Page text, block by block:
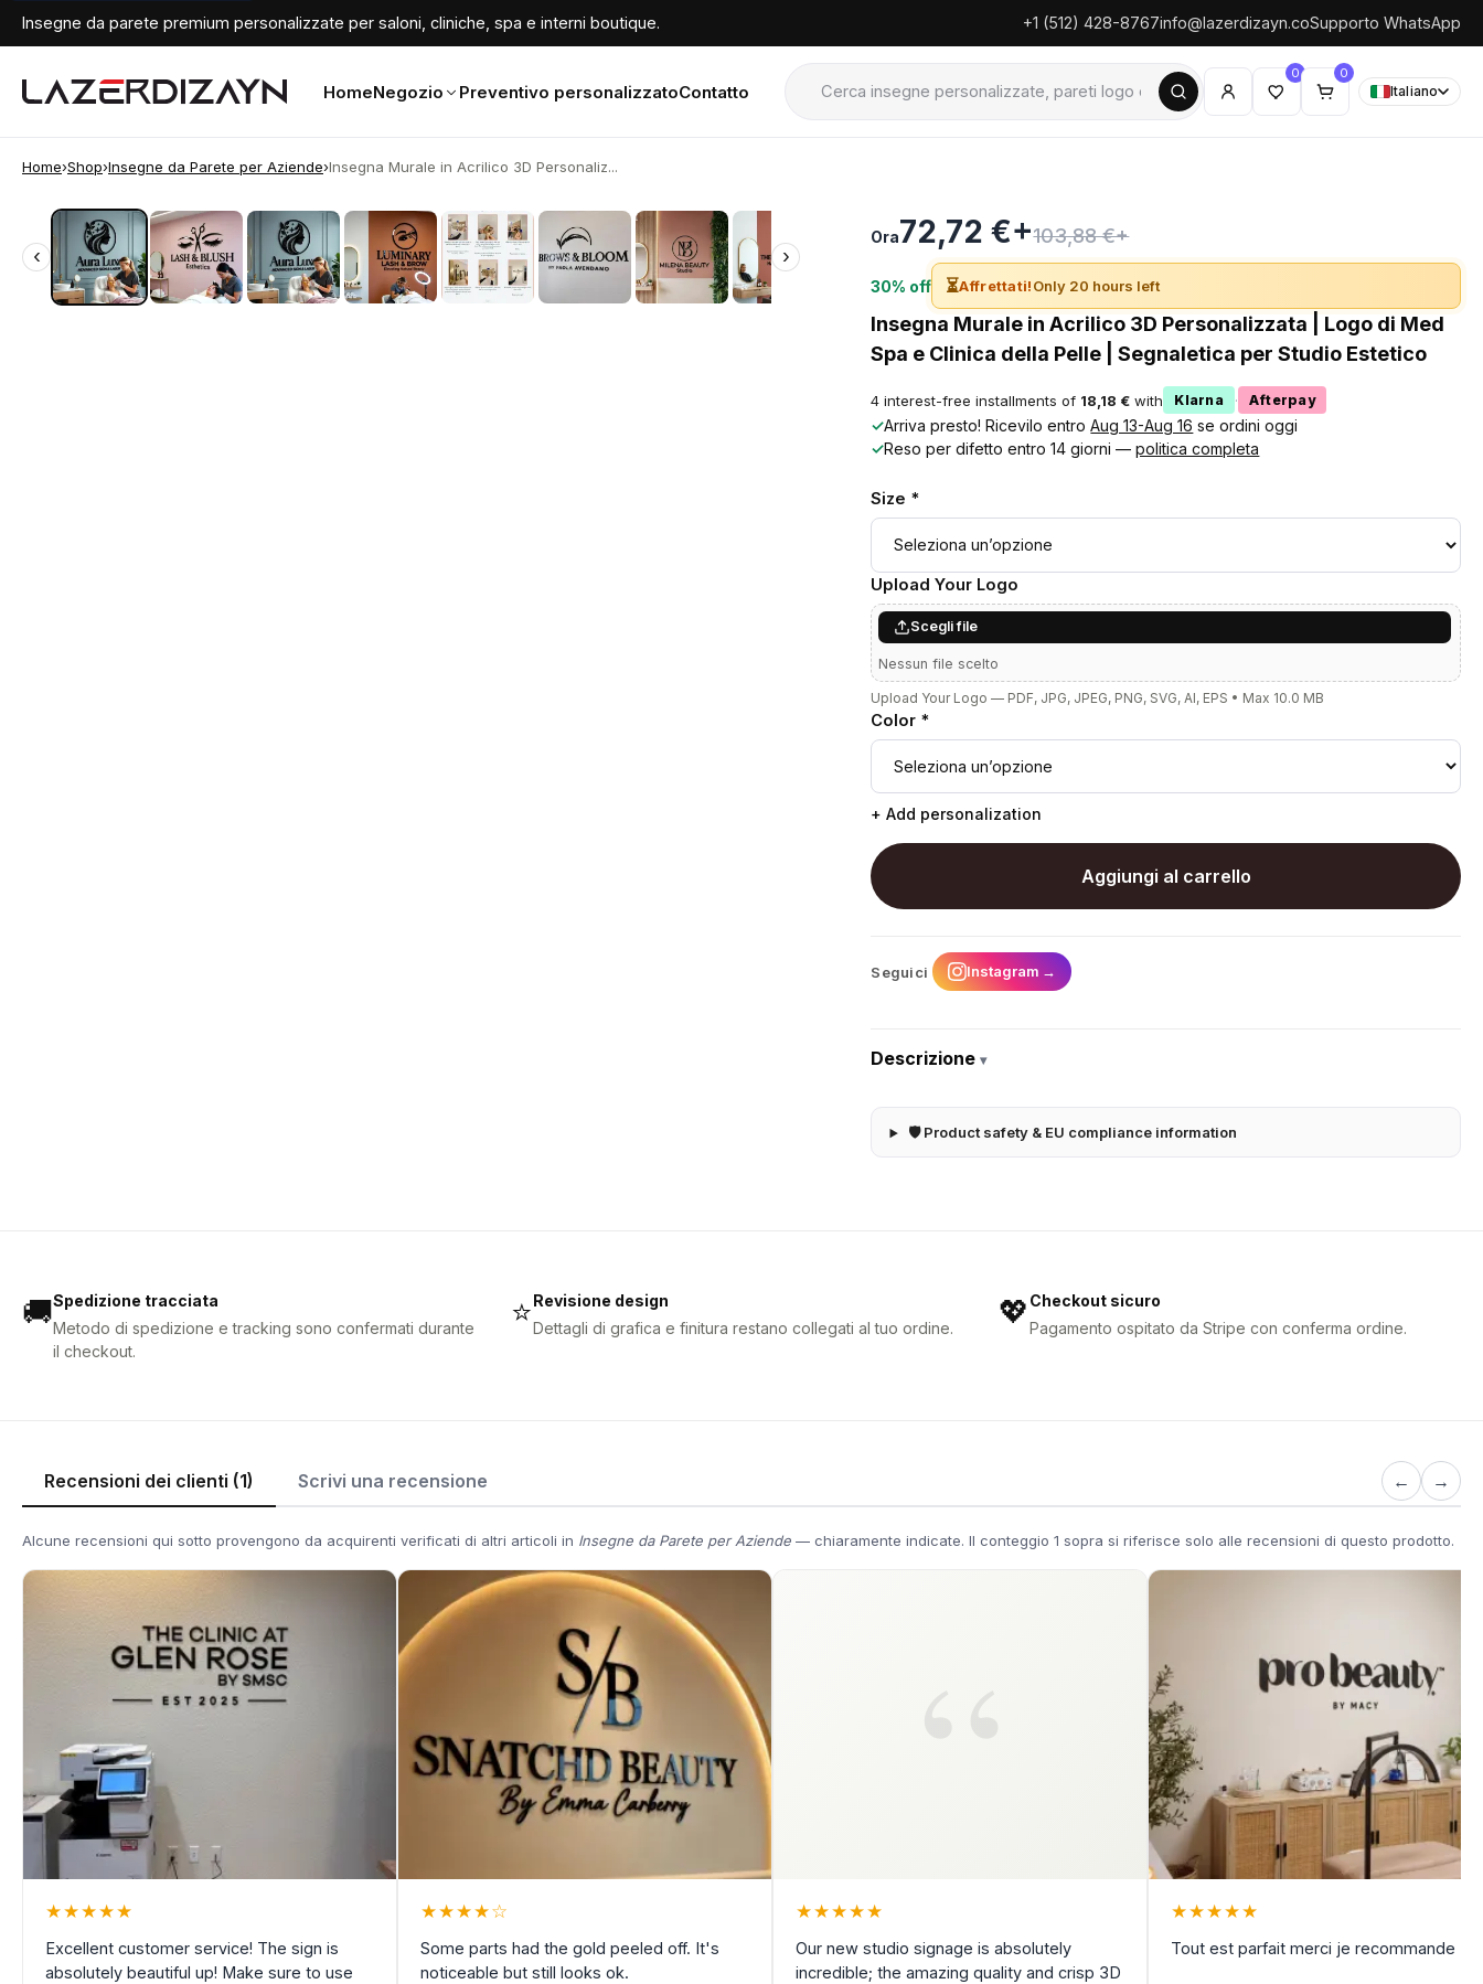
Insegne da parete premium personalizzate per saloni, cliniche, spa e interni boutique. +1 (512) 428-8767info@lazerdizayn.coSupporto WhatsApp
HomeNegozio Preventivo personalizzatoContatto
0 0
Italiano
Home›Shop›Insegne da Parete per Aziende›Insegna Murale in Acrilico 3D Personaliz...
‹ ›
‹ ›
Ora72,72 €+103,88 €+
30% off ⏳Affrettati!Only 20 hours left
Insegna Murale in Acrilico 3D Personalizzata | Logo di Med
Spa e Clinica della Pelle | Segnaletica per Studio Estetico
4 interest-free installments of 18,18 € with Klarna · Afterpay
✓Arriva presto! Ricevilo entroAug 13-Aug 16 se ordini oggi
✓Reso per difetto entro 14 giorni —politica completa
Size *
Upload Your Logo
Scegli file
Nessun file scelto
Upload Your Logo — PDF, JPG, JPEG, PNG, SVG, AI, EPS • Max 10.0 MB
Color *
+ Add personalization
Aggiungi al carrello
Seguici Instagram →
Descrizione▾
🛡 Product safety & EU compliance information
🚚Spedizione tracciata
Metodo di spedizione e tracking sono confermati durante
il checkout.
⭐Revisione design
Dettagli di grafica e finitura restano collegati al tuo ordine.
💖Checkout sicuro
Pagamento ospitato da Stripe con conferma ordine.
Recensioni dei clienti (1) Scrivi una recensione ← →
Alcune recensioni qui sotto provengono da acquirenti verificati di altri articoli in Insegne da Parete per Aziende — chiaramente indicate. Il conteggio 1 sopra si riferisce solo alle recensioni di questo prodotto.
★★★★★
Excellent customer service! The sign is
absolutely beautiful up! Make sure to use
★★★★☆
Some parts had the gold peeled off. It's
noticeable but still looks ok.
★★★★★
Our new studio signage is absolutely
incredible; the amazing quality and crisp 3D
★★★★★
Tout est parfait merci je recommande